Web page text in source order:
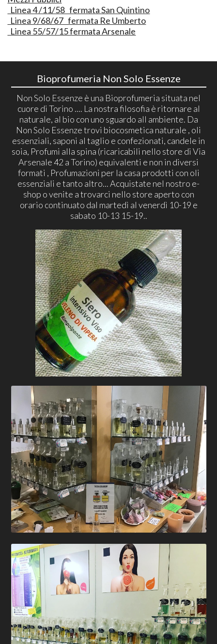
Linea 4 /11/58 fermata San Quintino
Linea 9/68/67 fermata Re Umberto
Linea 55/57/15 fermata Arsenale
Bioprofumeria Non Solo Essenze
Non Solo Essenze è una Bioprofumeria situata nel
cuore di Torino .... La nostra filosofia è ritornare al
naturale, al bio con uno sguardo all ambiente. Da
Non Solo Essenze trovi biocosmetica naturale , oli
essenziali, saponi al taglio e confezionati, candele in
soia, Profumi alla spina (ricaricabili nello store di Via
Arsenale 42 a Torino) equivalenti e non in diversi
formati , Profumazioni per la casa prodotti con oli
essenziali e tanto altro... Acquistate nel nostro e-
shop o venite a trovarci nello store aperto con
orario continuato dal martedì al venerdì 10-19 e
sabato 10-13 15-19..